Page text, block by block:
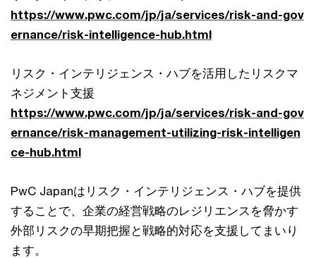
https://www.pwc.com/jp/ja/services/risk-and-gov
ernance/risk-intelligence-hub.html
リスク・インテリジェンス・ハブを活用したリスクマ
ネジメント支援
https://www.pwc.com/jp/ja/services/risk-and-gov
ernance/risk-management-utilizing-risk-intelligen
ce-hub.html
PwC Japanはリスク・インテリジェンス・ハブを提供
することで、企業の経営戦略のレジリエンスを脅かす
外部リスクの早期把握と戦略的対応を支援してまいり
ます。